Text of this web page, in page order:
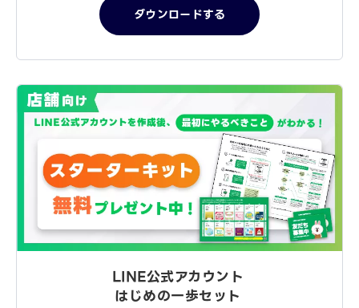
ダウンロードする
LINE公式アカウント
はじめの一歩セット